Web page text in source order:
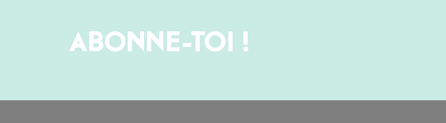
ABONNE-TOI !